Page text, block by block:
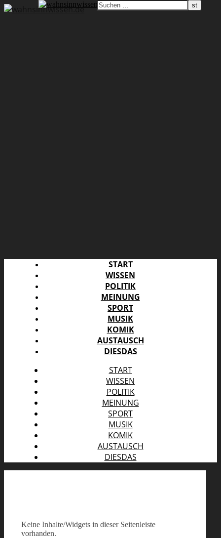
START
WISSEN
POLITIK
MEINUNG
SPORT
MUSIK
KOMIK
AUSTAUSCH
DIESDAS
START
WISSEN
POLITIK
MEINUNG
SPORT
MUSIK
KOMIK
AUSTAUSCH
DIESDAS
Keine Inhalte/Widgets in dieser Seitenleiste
vorhanden.